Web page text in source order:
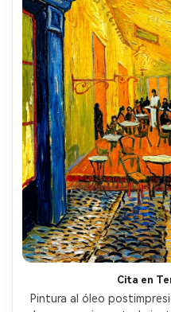
Cita en
Pintura al óleo